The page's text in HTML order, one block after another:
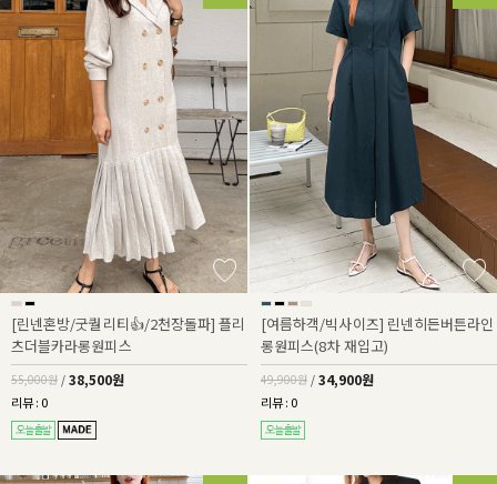
[린넨혼방/굿퀄리티👍/2천장돌파] 플리
츠더블카라롱원피스
55,000원 / 38,500원
리뷰 : 0
[여름하객/빅사이즈] 린넨히든버튼라인
롱원피스(8차 재입고)
49,900원 / 34,900원
리뷰 : 0